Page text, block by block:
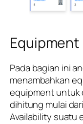
Pada bagian ini
menambahkan
equipment untuk
dihitung mulai
Availability suatu